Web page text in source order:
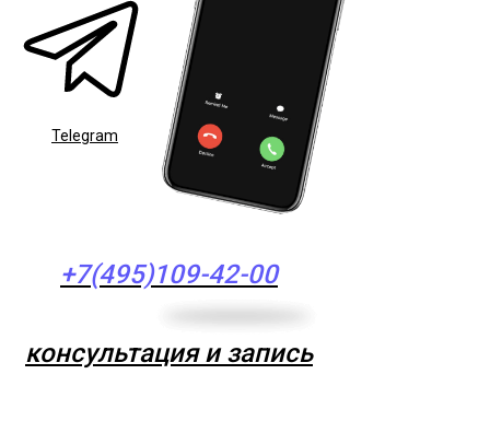
Telegram
+7(495)109-42-00
консультация и запись